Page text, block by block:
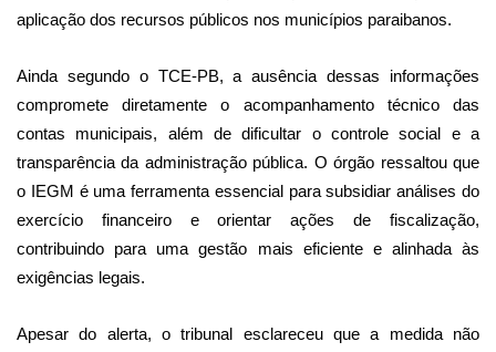
aplicação dos recursos públicos nos municípios paraibanos.
Ainda segundo o TCE-PB, a ausência dessas informações
compromete diretamente o acompanhamento técnico das
contas municipais, além de dificultar o controle social e a
transparência da administração pública. O órgão ressaltou que
o IEGM é uma ferramenta essencial para subsidiar análises do
exercício financeiro e orientar ações de fiscalização,
contribuindo para uma gestão mais eficiente e alinhada às
exigências legais.
Apesar do alerta, o tribunal esclareceu que a medida não